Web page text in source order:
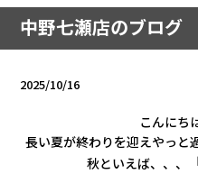
中野七瀬店のブログ
2025/10/16
こんに
長い夏が終わりを迎えやっと
秋といえば、、、